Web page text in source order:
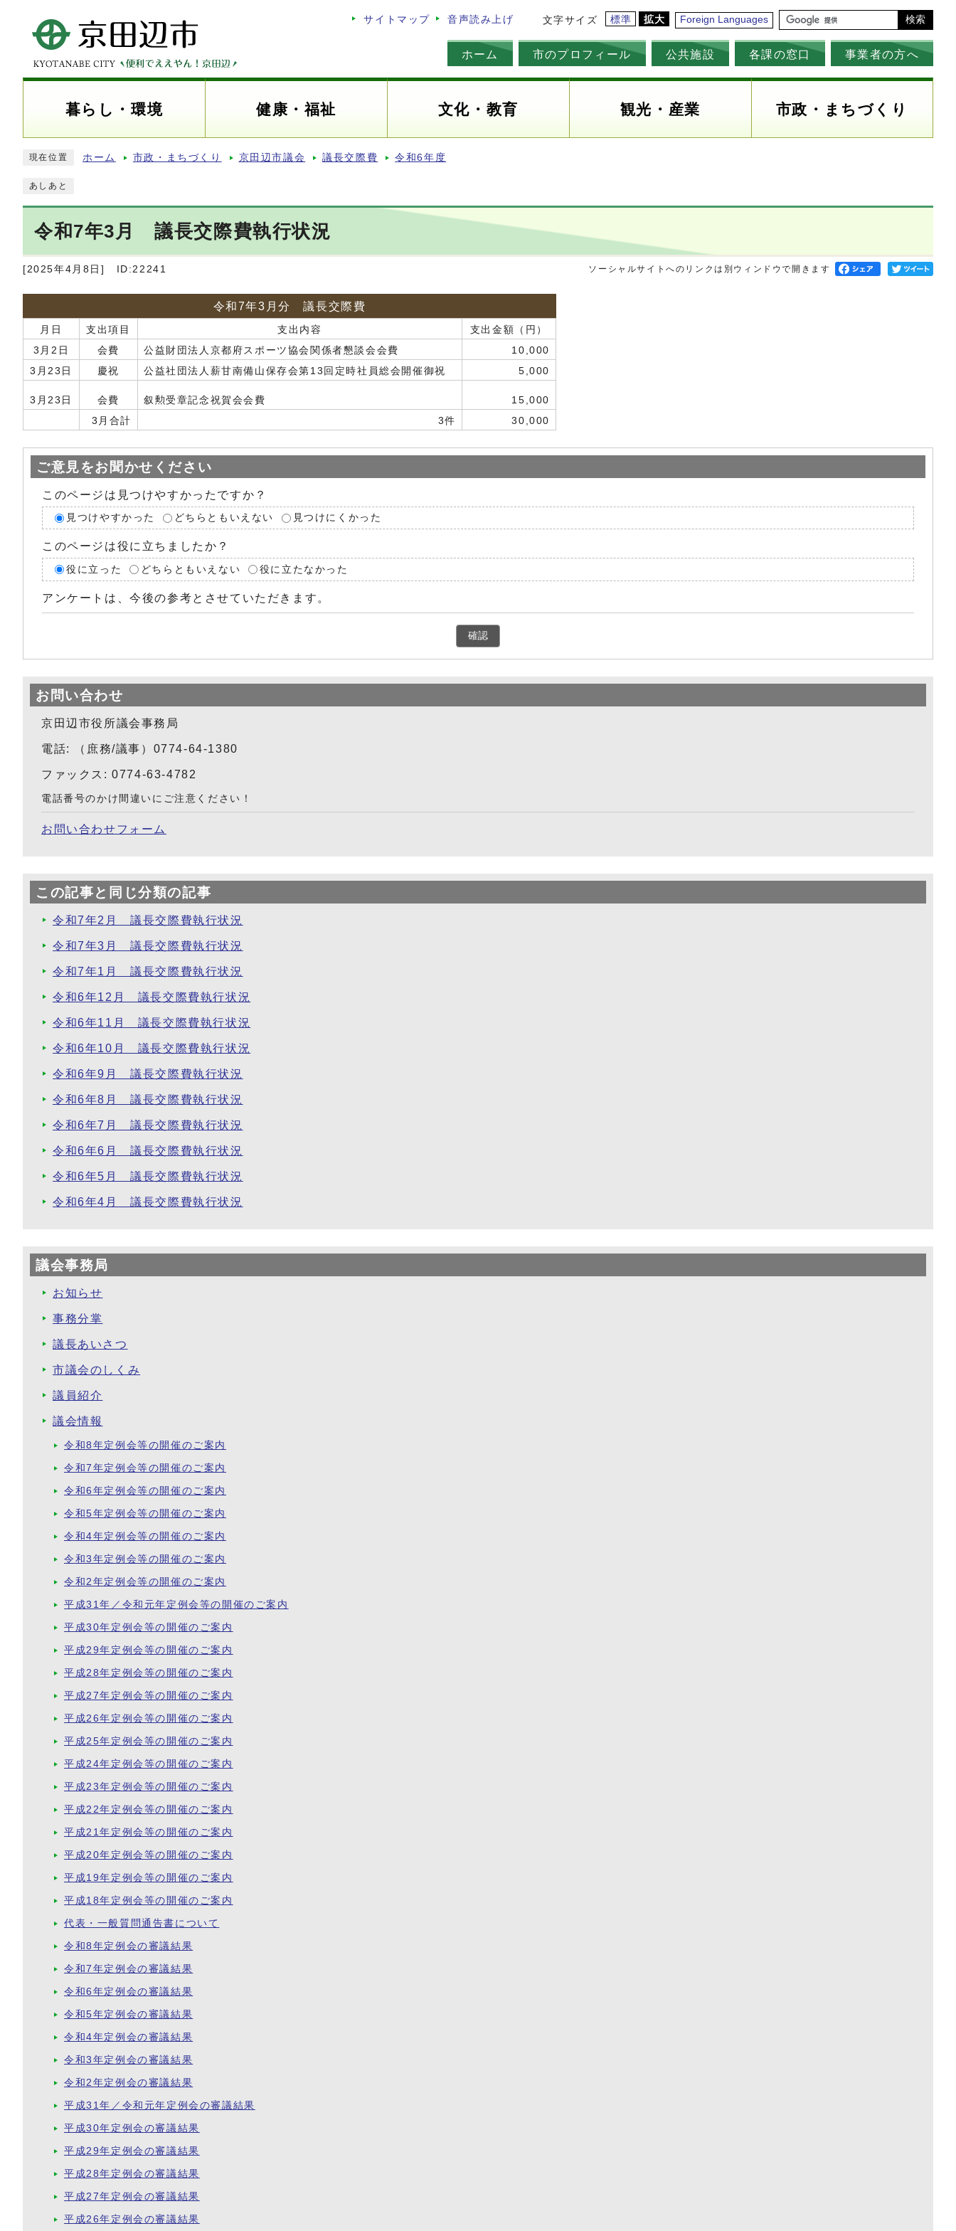
サイトマップ 音声読み上げ 文字サイズ 標準 拡大 Foreign Languages 検索
ホーム 市のプロフィール 公共施設 各課の窓口 事業者の方へ
暮らし・環境 健康・福祉 文化・教育 観光・産業 市政・まちづくり
現在位置 ホーム 市政・まちづくり 京田辺市議会 議長交際費 令和6年度
あしあと
令和7年3月 議長交際費執行状況
[2025年4月8日] ID:22241 ソーシャルサイトへのリンクは別ウィンドウで開きます
令和7年3月分 議長交際費
月日 支出項目 支出内容
支出金額（円）
3月2日
会費 公益財団法人京都府スポーツ協会関係者懇談会会費
10,000
3月23日
慶祝 公益社団法人薪甘南備山保存会第13回定時社員総会開催御祝 5,000
3月23日 会費 叙勲受章記念祝賀会会費
15,000
3月合計
3件 30,000
ご意見をお聞かせください
このページは見つけやすかったですか？
見つけやすかった どちらともいえない 見つけにくかった
このページは役に立ちましたか？
役に立った どちらともいえない 役に立たなかった
アンケートは、今後の参考とさせていただきます。
確認
お問い合わせ
京田辺市役所議会事務局
電話: （庶務/議事）0774-64-1380
ファックス: 0774-63-4782
電話番号のかけ間違いにご注意ください！
お問い合わせフォーム
この記事と同じ分類の記事
令和7年2月 議長交際費執行状況
令和7年3月 議長交際費執行状況
令和7年1月 議長交際費執行状況
令和6年12月 議長交際費執行状況
令和6年11月 議長交際費執行状況
令和6年10月 議長交際費執行状況
令和6年9月 議長交際費執行状況
令和6年8月 議長交際費執行状況
令和6年7月 議長交際費執行状況
令和6年6月 議長交際費執行状況
令和6年5月 議長交際費執行状況
令和6年4月 議長交際費執行状況
議会事務局
お知らせ
事務分掌
議長あいさつ
市議会のしくみ
議員紹介
議会情報
令和8年定例会等の開催のご案内
令和7年定例会等の開催のご案内
令和6年定例会等の開催のご案内
令和5年定例会等の開催のご案内
令和4年定例会等の開催のご案内
令和3年定例会等の開催のご案内
令和2年定例会等の開催のご案内
平成31年／令和元年定例会等の開催のご案内
平成30年定例会等の開催のご案内
平成29年定例会等の開催のご案内
平成28年定例会等の開催のご案内
平成27年定例会等の開催のご案内
平成26年定例会等の開催のご案内
平成25年定例会等の開催のご案内
平成24年定例会等の開催のご案内
平成23年定例会等の開催のご案内
平成22年定例会等の開催のご案内
平成21年定例会等の開催のご案内
平成20年定例会等の開催のご案内
平成19年定例会等の開催のご案内
平成18年定例会等の開催のご案内
代表・一般質問通告書について
令和8年定例会の審議結果
令和7年定例会の審議結果
令和6年定例会の審議結果
令和5年定例会の審議結果
令和4年定例会の審議結果
令和3年定例会の審議結果
令和2年定例会の審議結果
平成31年／令和元年定例会の審議結果
平成30年定例会の審議結果
平成29年定例会の審議結果
平成28年定例会の審議結果
平成27年定例会の審議結果
平成26年定例会の審議結果